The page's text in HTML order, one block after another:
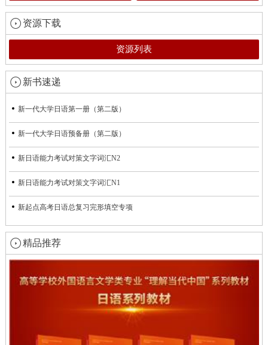
资源下载
资源列表
新书速递
新一代大学日语第一册（第二版）
新一代大学日语预备册（第二版）
新日语能力考试对策文字词汇N2
新日语能力考试对策文字词汇N1
新起点高考日语总复习完形填空专项
精品推荐